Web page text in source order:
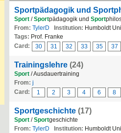
Sportpädagogik und
Sport /Sportpädagogik und Sport
From: TylerD Institution: Humboldt
Tags: Prof. Franke
Card:
30 31 32 33 35 37
Trainingslehre (24)
Sport / Ausdauertraining
From: j
Card:
1 2 3 4 6 8
Sportgeschichte (17)
Sport /Sportgeschichte
From: TylerD Institution: Humboldt